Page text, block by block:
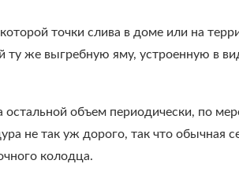
точки слива в доме или на
же выгребную яму, устроенную в
объем периодически, по
не так уж дорого, так что обычная
колодца.